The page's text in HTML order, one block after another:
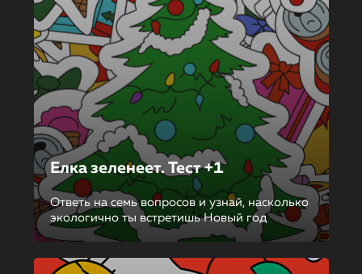
Елка зеленеет. Тест +1
Ответь на семь вопросов и узнай, насколько
экологично ты встретишь Новый год